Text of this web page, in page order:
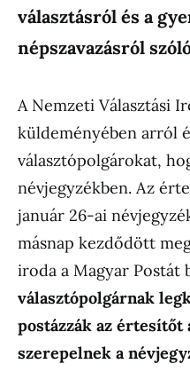
választásról és a
népszavazásról
A Nemzeti Választási
küldeményében arról
választópolgárokat,
névjegyzékben. Az
január 26-ai
másnap kezdődött
iroda a Magyar Postát
választópolgárnak
postázzák az
szerepelnek a